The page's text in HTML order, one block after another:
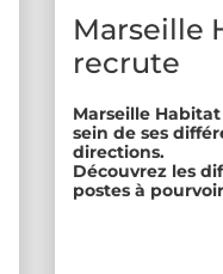
Marseille
recrute
Marseille
sein de ses
directions.
Découvrez les
postes à